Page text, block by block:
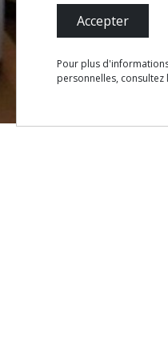
Accepter
Pour plus
personnelles, consultez